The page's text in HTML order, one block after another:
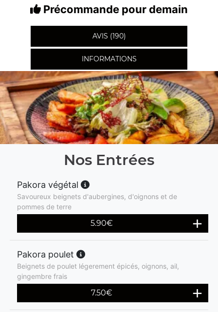
Précommande pour demain
AVIS (190)
INFORMATIONS
Nos Entrées
Pakora végétal
Savoureux beignets d'aubergines, d'oignons et de
pommes de terre
5.90€
Pakora poulet
Beignets de poulet légerement épicés, oignons, ail,
gingembre frais
7.50€